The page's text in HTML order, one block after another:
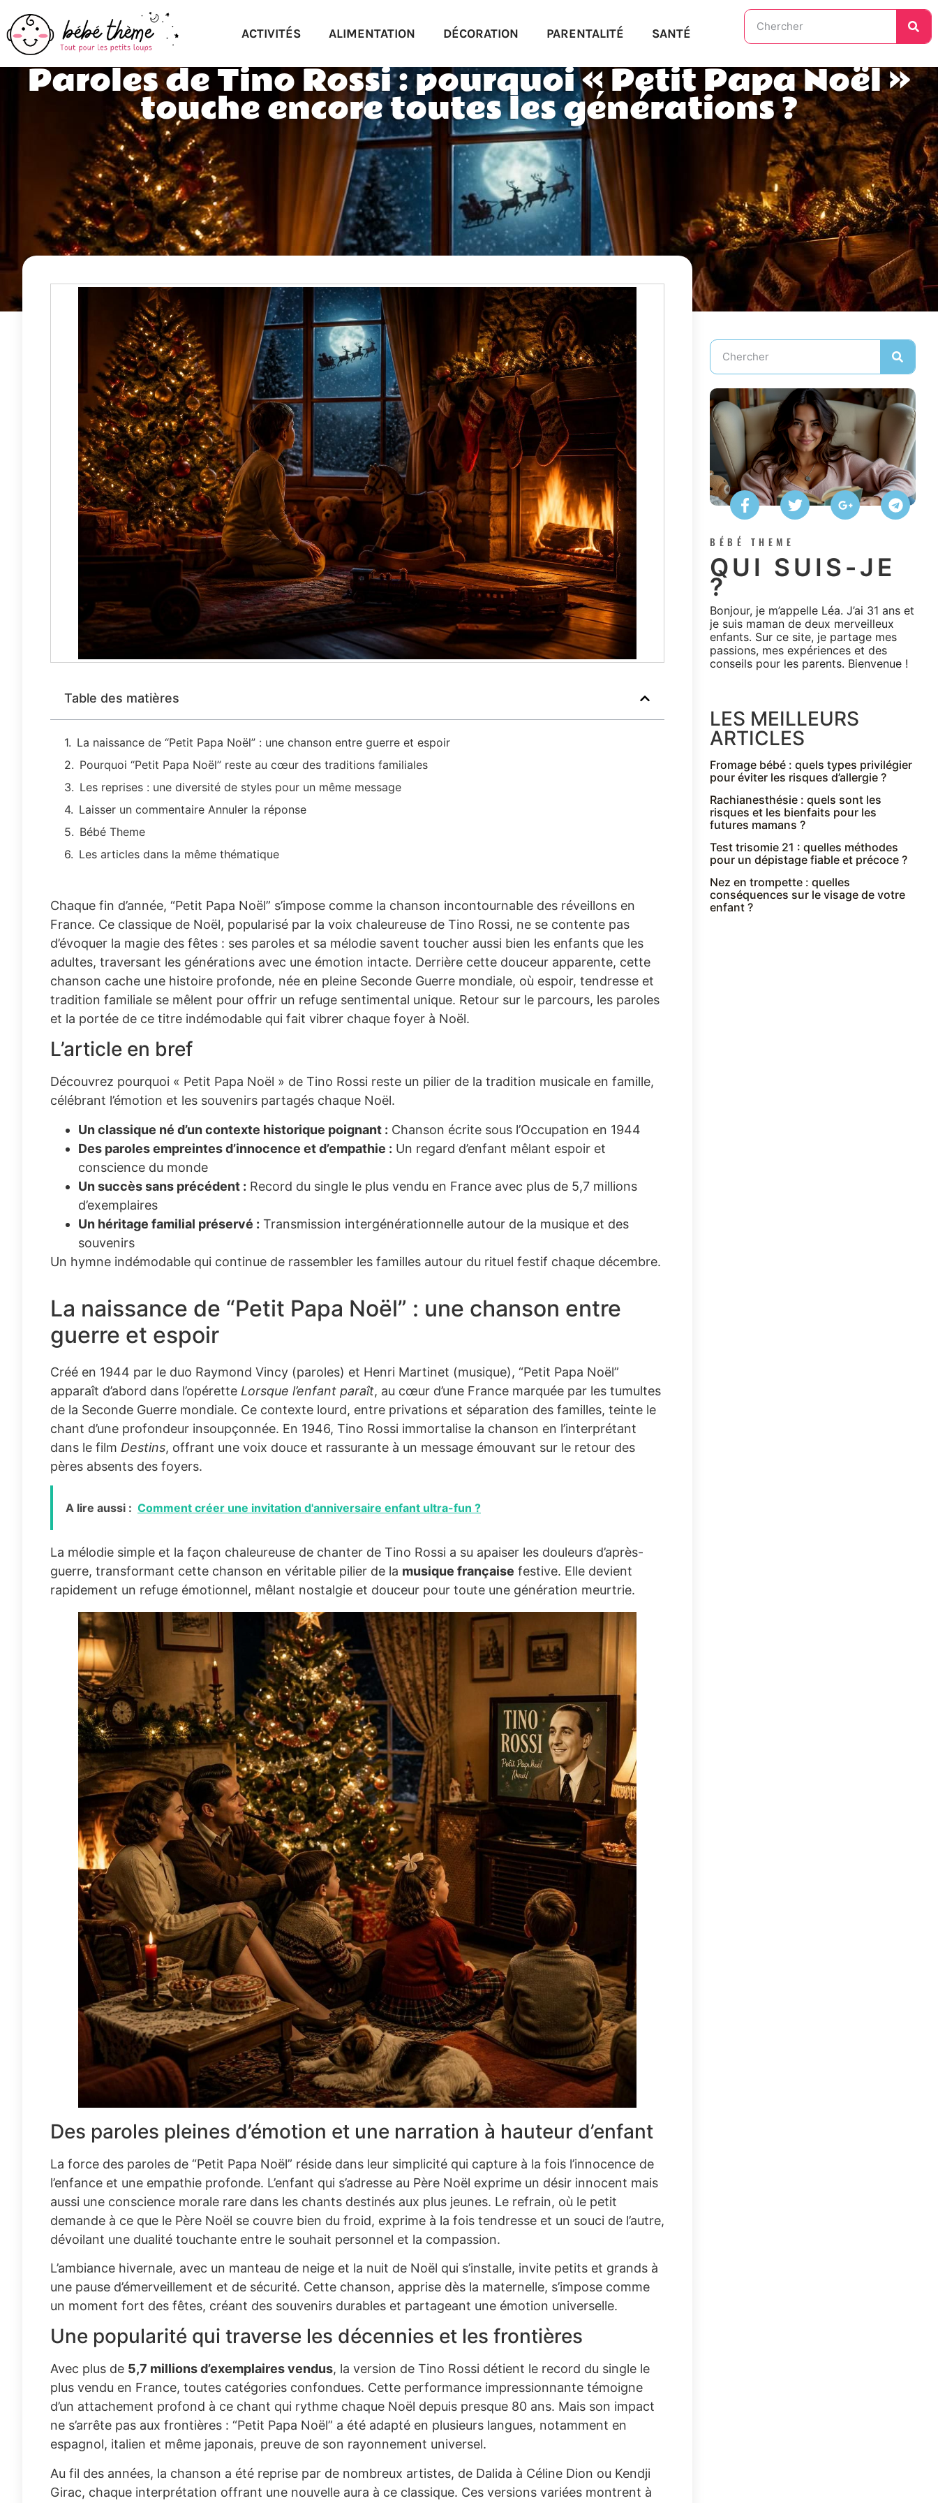
ACTIVITÉS ALIMENTATION DÉCORATION PARENTALITÉ SANTÉ
Paroles de Tino Rossi : pourquoi « Petit Papa Noël »
touche encore toutes les générations ?
Table des matières
La naissance de “Petit Papa Noël” : une chanson entre guerre et espoir
Pourquoi “Petit Papa Noël” reste au cœur des traditions familiales
Les reprises : une diversité de styles pour un même message
Laisser un commentaire Annuler la réponse
Bébé Theme
Les articles dans la même thématique
Chaque fin d’année, “Petit Papa Noël” s’impose comme la chanson incontournable des réveillons en
France. Ce classique de Noël, popularisé par la voix chaleureuse de Tino Rossi, ne se contente pas
d’évoquer la magie des fêtes : ses paroles et sa mélodie savent toucher aussi bien les enfants que les
adultes, traversant les générations avec une émotion intacte. Derrière cette douceur apparente, cette
chanson cache une histoire profonde, née en pleine Seconde Guerre mondiale, où espoir, tendresse et
tradition familiale se mêlent pour offrir un refuge sentimental unique. Retour sur le parcours, les paroles
et la portée de ce titre indémodable qui fait vibrer chaque foyer à Noël.
L’article en bref
Découvrez pourquoi « Petit Papa Noël » de Tino Rossi reste un pilier de la tradition musicale en famille,
célébrant l’émotion et les souvenirs partagés chaque Noël.
Un classique né d’un contexte historique poignant : Chanson écrite sous l’Occupation en 1944
Des paroles empreintes d’innocence et d’empathie : Un regard d’enfant mêlant espoir et
conscience du monde
Un succès sans précédent : Record du single le plus vendu en France avec plus de 5,7 millions
d’exemplaires
Un héritage familial préservé : Transmission intergénérationnelle autour de la musique et des
souvenirs
Un hymne indémodable qui continue de rassembler les familles autour du rituel festif chaque décembre.
La naissance de “Petit Papa Noël” : une chanson entre
guerre et espoir
Créé en 1944 par le duo Raymond Vincy (paroles) et Henri Martinet (musique), “Petit Papa Noël”
apparaît d’abord dans l’opérette Lorsque l’enfant paraît, au cœur d’une France marquée par les tumultes
de la Seconde Guerre mondiale. Ce contexte lourd, entre privations et séparation des familles, teinte le
chant d’une profondeur insoupçonnée. En 1946, Tino Rossi immortalise la chanson en l’interprétant
dans le film Destins, offrant une voix douce et rassurante à un message émouvant sur le retour des
pères absents des foyers.
A lire aussi : Comment créer une invitation d'anniversaire enfant ultra-fun ?
La mélodie simple et la façon chaleureuse de chanter de Tino Rossi a su apaiser les douleurs d’après-
guerre, transformant cette chanson en véritable pilier de la musique française festive. Elle devient
rapidement un refuge émotionnel, mêlant nostalgie et douceur pour toute une génération meurtrie.
Des paroles pleines d’émotion et une narration à hauteur d’enfant
La force des paroles de “Petit Papa Noël” réside dans leur simplicité qui capture à la fois l’innocence de
l’enfance et une empathie profonde. L’enfant qui s’adresse au Père Noël exprime un désir innocent mais
aussi une conscience morale rare dans les chants destinés aux plus jeunes. Le refrain, où le petit
demande à ce que le Père Noël se couvre bien du froid, exprime à la fois tendresse et un souci de l’autre,
dévoilant une dualité touchante entre le souhait personnel et la compassion.
L’ambiance hivernale, avec un manteau de neige et la nuit de Noël qui s’installe, invite petits et grands à
une pause d’émerveillement et de sécurité. Cette chanson, apprise dès la maternelle, s’impose comme
un moment fort des fêtes, créant des souvenirs durables et partageant une émotion universelle.
Une popularité qui traverse les décennies et les frontières
Avec plus de 5,7 millions d’exemplaires vendus, la version de Tino Rossi détient le record du single le
plus vendu en France, toutes catégories confondues. Cette performance impressionnante témoigne
d’un attachement profond à ce chant qui rythme chaque Noël depuis presque 80 ans. Mais son impact
ne s’arrête pas aux frontières : “Petit Papa Noël” a été adapté en plusieurs langues, notamment en
espagnol, italien et même japonais, preuve de son rayonnement universel.
Au fil des années, la chanson a été reprise par de nombreux artistes, de Dalida à Céline Dion ou Kendji
Girac, chaque interprétation offrant une nouvelle aura à ce classique. Ces versions variées montrent à
BÉBÉ THEME
QUI SUIS-JE
?
Bonjour, je m’appelle Léa. J’ai 31 ans et
je suis maman de deux merveilleux
enfants. Sur ce site, je partage mes
passions, mes expériences et des
conseils pour les parents. Bienvenue !
LES MEILLEURS
ARTICLES
Fromage bébé : quels types privilégier
pour éviter les risques d’allergie ?
Rachianesthésie : quels sont les
risques et les bienfaits pour les
futures mamans ?
Test trisomie 21 : quelles méthodes
pour un dépistage fiable et précoce ?
Nez en trompette : quelles
conséquences sur le visage de votre
enfant ?